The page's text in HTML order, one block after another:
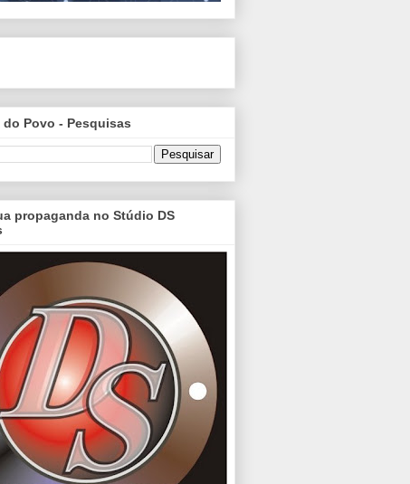
do Povo - Pesquisas
propaganda no Stúdio DS